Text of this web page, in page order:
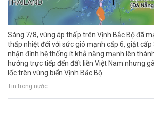
Sáng 7/8, vùng áp thấp trên Vịnh Bắc Bộ đã
thấp nhiệt đới với sức gió mạnh cấp 6, giật cấp
nhận định hệ thống ít khả năng mạnh lên
hưởng trực tiếp đến đất liền Việt Nam nhưng
lốc trên vùng biển Vịnh Bắc Bộ.
Tin trong nước